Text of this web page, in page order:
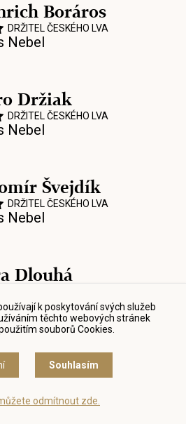
Boráros
DRŽITEL ČESKÉHO LVA
Nebel
Držiak
DRŽITEL ČESKÉHO LVA
Nebel
Švejdík
DRŽITEL ČESKÉHO LVA
Nebel
Dlouhá
Koutský
k poskytování svých služeb
těchto webových stránek
souborů Cookies.
Souhlasím
odmítnout zde.